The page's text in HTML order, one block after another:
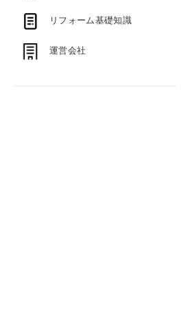
リフォーム基礎知識
運営会社